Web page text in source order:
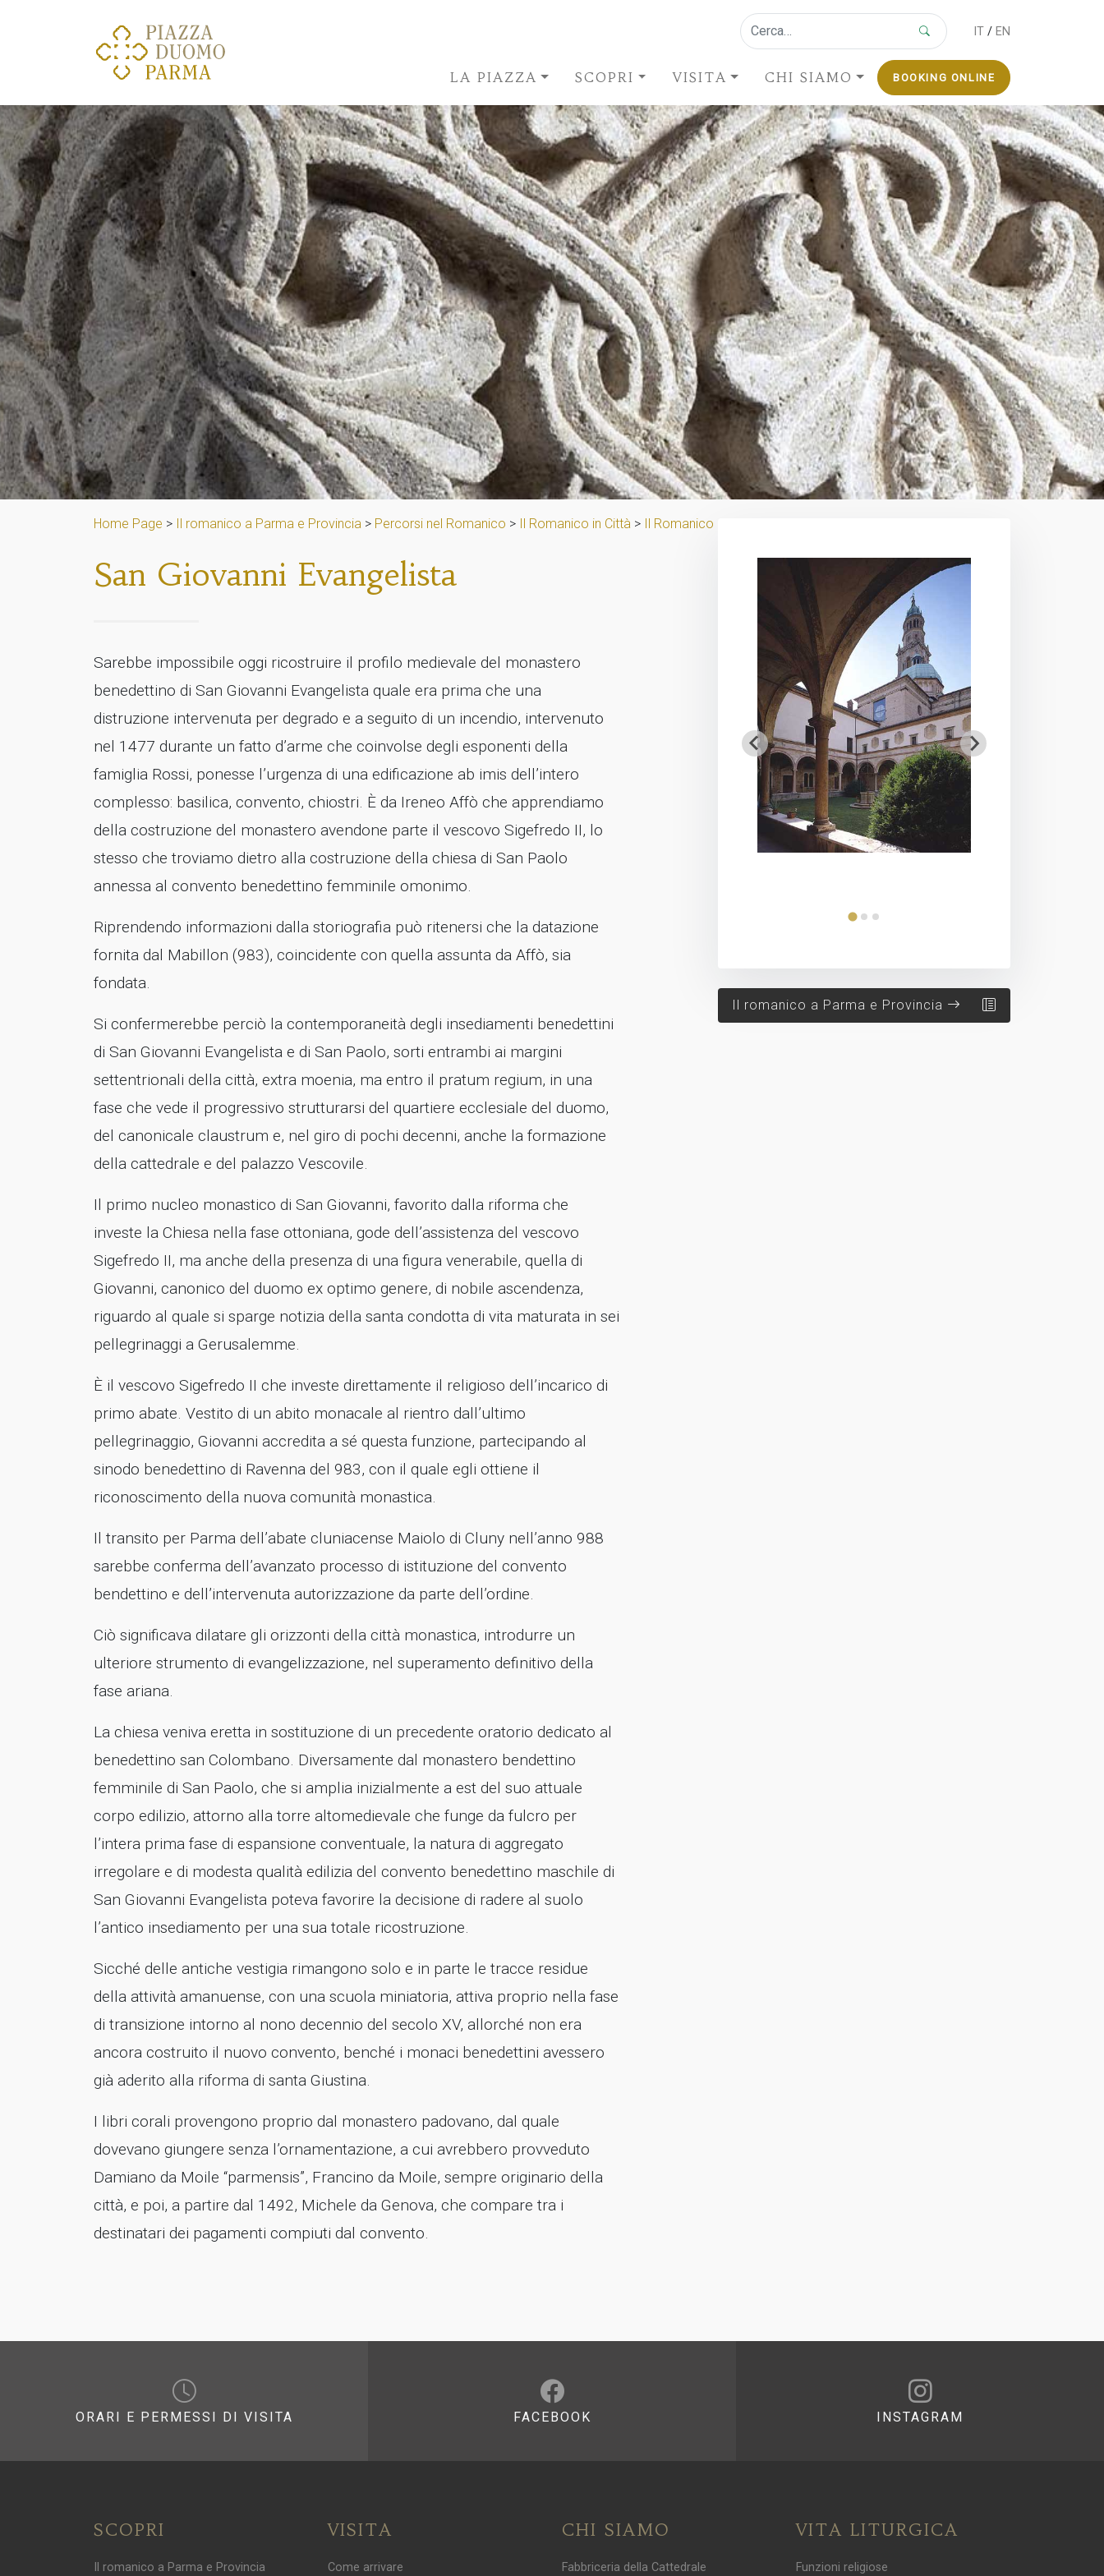
IT / EN
LA PIAZZA SCOPRI VISITA CHI SIAMO BOOKING ONLINE
Home Page > Il romanico a Parma e Provincia > Percorsi nel Romanico > Il Romanico in Città > Il Romanico a Parma
San Giovanni Evangelista
Sarebbe impossibile oggi ricostruire il profilo medievale del monastero
benedettino di San Giovanni Evangelista quale era prima che una
distruzione intervenuta per degrado e a seguito di un incendio, intervenuto
nel 1477 durante un fatto d’arme che coinvolse degli esponenti della
famiglia Rossi, ponesse l’urgenza di una edificazione ab imis dell’intero
complesso: basilica, convento, chiostri. È da Ireneo Affò che apprendiamo
della costruzione del monastero avendone parte il vescovo Sigefredo II, lo
stesso che troviamo dietro alla costruzione della chiesa di San Paolo
annessa al convento benedettino femminile omonimo.
Riprendendo informazioni dalla storiografia può ritenersi che la datazione
fornita dal Mabillon (983), coincidente con quella assunta da Affò, sia
fondata.
Si confermerebbe perciò la contemporaneità degli insediamenti benedettini
di San Giovanni Evangelista e di San Paolo, sorti entrambi ai margini
settentrionali della città, extra moenia, ma entro il pratum regium, in una
fase che vede il progressivo strutturarsi del quartiere ecclesiale del duomo,
del canonicale claustrum e, nel giro di pochi decenni, anche la formazione
della cattedrale e del palazzo Vescovile.
Il primo nucleo monastico di San Giovanni, favorito dalla riforma che
investe la Chiesa nella fase ottoniana, gode dell’assistenza del vescovo
Sigefredo II, ma anche della presenza di una figura venerabile, quella di
Giovanni, canonico del duomo ex optimo genere, di nobile ascendenza,
riguardo al quale si sparge notizia della santa condotta di vita maturata in sei
pellegrinaggi a Gerusalemme.
È il vescovo Sigefredo II che investe direttamente il religioso dell’incarico di
primo abate. Vestito di un abito monacale al rientro dall’ultimo
pellegrinaggio, Giovanni accredita a sé questa funzione, partecipando al
sinodo benedettino di Ravenna del 983, con il quale egli ottiene il
riconoscimento della nuova comunità monastica.
Il transito per Parma dell’abate cluniacense Maiolo di Cluny nell’anno 988
sarebbe conferma dell’avanzato processo di istituzione del convento
bendettino e dell’intervenuta autorizzazione da parte dell’ordine.
Ciò significava dilatare gli orizzonti della città monastica, introdurre un
ulteriore strumento di evangelizzazione, nel superamento definitivo della
fase ariana.
La chiesa veniva eretta in sostituzione di un precedente oratorio dedicato al
benedettino san Colombano. Diversamente dal monastero bendettino
femminile di San Paolo, che si amplia inizialmente a est del suo attuale
corpo edilizio, attorno alla torre altomedievale che funge da fulcro per
l’intera prima fase di espansione conventuale, la natura di aggregato
irregolare e di modesta qualità edilizia del convento benedettino maschile di
San Giovanni Evangelista poteva favorire la decisione di radere al suolo
l’antico insediamento per una sua totale ricostruzione.
Sicché delle antiche vestigia rimangono solo e in parte le tracce residue
della attività amanuense, con una scuola miniatoria, attiva proprio nella fase
di transizione intorno al nono decennio del secolo XV, allorché non era
ancora costruito il nuovo convento, benché i monaci benedettini avessero
già aderito alla riforma di santa Giustina.
I libri corali provengono proprio dal monastero padovano, dal quale
dovevano giungere senza l’ornamentazione, a cui avrebbero provveduto
Damiano da Moile “parmensis”, Francino da Moile, sempre originario della
città, e poi, a partire dal 1492, Michele da Genova, che compare tra i
destinatari dei pagamenti compiuti dal convento.
Il romanico a Parma e Provincia
ORARI E PERMESSI DI VISITA FACEBOOK INSTAGRAM
SCOPRI
Il romanico a Parma e Provincia
VISITA
Come arrivare
CHI SIAMO
Fabbriceria della Cattedrale
VITA LITURGICA
Funzioni religiose